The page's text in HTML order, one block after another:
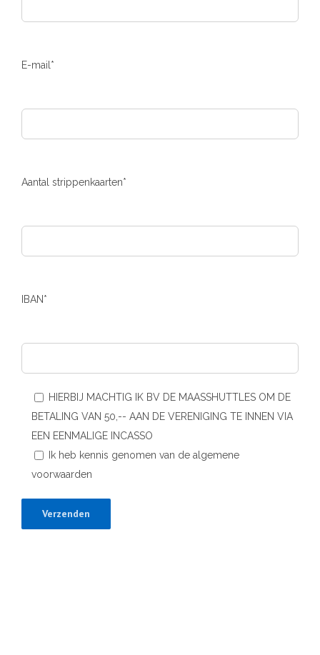
E-mail*
Aantal strippenkaarten*
IBAN*
HIERBIJ MACHTIG IK BV DE MAASSHUTTLES OM DE
BETALING VAN 50,-- AAN DE VERENIGING TE INNEN VIA
EEN EENMALIGE INCASSO
Ik heb kennis genomen van de algemene
voorwaarden